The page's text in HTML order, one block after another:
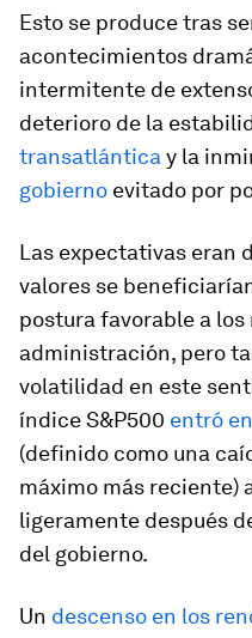
Esto se produce tras
acontecimientos
intermitente de
deterioro de la
transatlántica y la
gobierno evitado por
Las expectativas eran
valores se
postura favorable a los
administración, pero
volatilidad en este
índice S&P500 entró
(definido como una
máximo más reciente)
ligeramente después
del gobierno.
Un descenso en los